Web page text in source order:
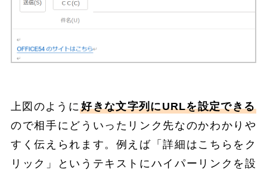
上図のように好きな文字列にURLを設定できる
ので相手にどういったリンク先なのかわかりや
すく伝えられます。例えば「詳細はこちらをク
リック」というテキストにハイパーリンクを設